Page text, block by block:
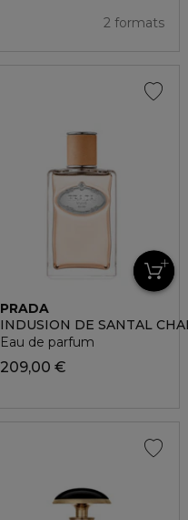
2 formats
PRADA
INDUSION DE SANTAL
Eau de parfum
209,00 €